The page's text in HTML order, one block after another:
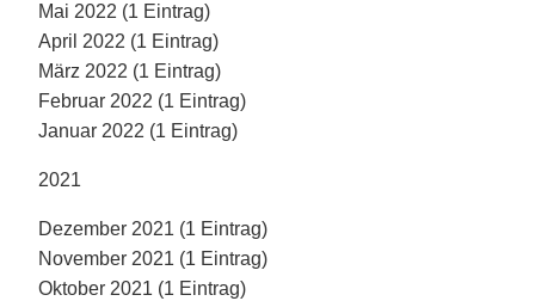
Mai 2022 (1 Eintrag)
April 2022 (1 Eintrag)
März 2022 (1 Eintrag)
Februar 2022 (1 Eintrag)
Januar 2022 (1 Eintrag)
2021
Dezember 2021 (1 Eintrag)
November 2021 (1 Eintrag)
Oktober 2021 (1 Eintrag)